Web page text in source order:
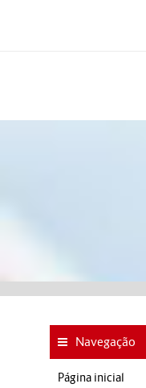
Navegação
Página inicial